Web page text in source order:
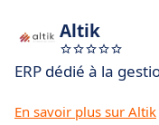
Altik
ERP dédié à la
En savoir plus sur Altik